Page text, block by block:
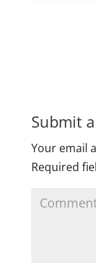
Submit
Your email
Required